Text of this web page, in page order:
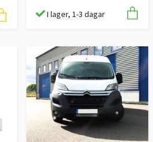
I lager, 1-3 dagar